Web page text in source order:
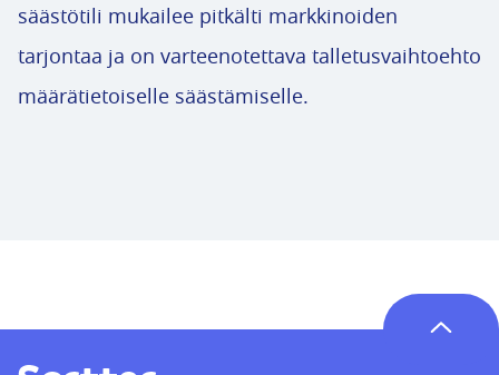
säästötili mukailee pitkälti markkinoiden
tarjontaa ja on varteenotettava talletusvaihtoehto
määrätietoiselle säästämiselle.